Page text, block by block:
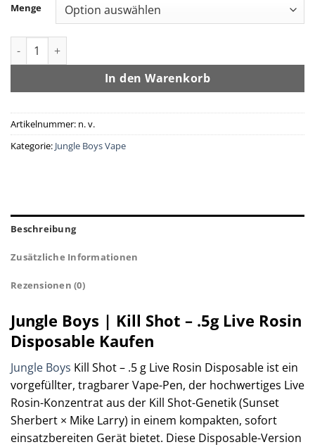
Menge
Jungle Boys | Kill Shot - .5g Live Rosin Disposable Menge
In den Warenkorb
Artikelnummer: n. v.
Kategorie: Jungle Boys Vape
Beschreibung
Zusätzliche Informationen
Rezensionen (0)
Jungle Boys | Kill Shot – .5g Live Rosin
Disposable Kaufen
Jungle Boys Kill Shot – .5 g Live Rosin Disposable ist ein
vorgefüllter, tragbarer Vape-Pen, der hochwertiges Live
Rosin-Konzentrat aus der Kill Shot-Genetik (Sunset
Sherbert × Mike Larry) in einem kompakten, sofort
einsatzbereiten Gerät bietet. Diese Disposable-Version